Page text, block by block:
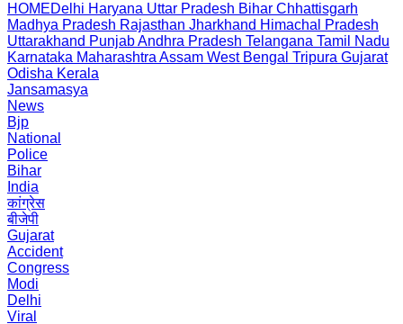
HOMEDelhi Haryana Uttar Pradesh Bihar Chhattisgarh
Madhya Pradesh Rajasthan Jharkhand Himachal Pradesh
Uttarakhand PunjabAndhra Pradesh Telangana Tamil Nadu
Karnataka Maharashtra Assam West Bengal Tripura Gujarat
Odisha Kerala
Jansamasya
News
Bjp
National
Police
Bihar
India
कांग्रेस
बीजेपी
Gujarat
Accident
Congress
Modi
Delhi
Viral